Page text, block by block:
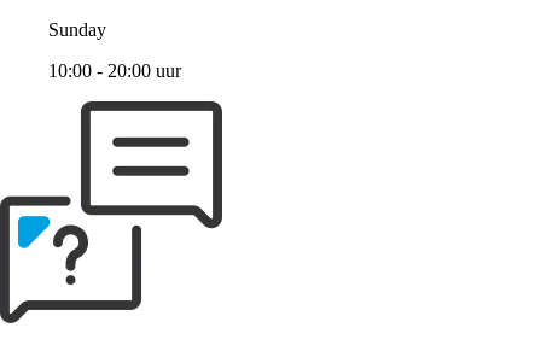
Sunday
10:00 - 20:00 uur